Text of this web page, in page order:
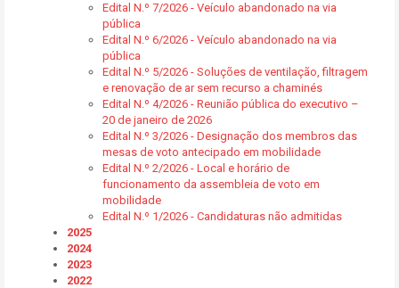
Edital N.º 7/2026 - Veículo abandonado na via
pública
Edital N.º 6/2026 - Veículo abandonado na via
pública
Edital N.º 5/2026 - Soluções de ventilação, filtragem
e renovação de ar sem recurso a chaminés
Edital N.º 4/2026 - Reunião pública do executivo –
20 de janeiro de 2026
Edital N.º 3/2026 - Designação dos membros das
mesas de voto antecipado em mobilidade
Edital N.º 2/2026 - Local e horário de
funcionamento da assembleia de voto em
mobilidade
Edital N.º 1/2026 - Candidaturas não admitidas
2025
2024
2023
2022